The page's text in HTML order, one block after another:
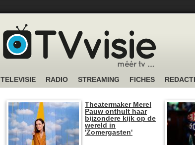
TELEVISIE RADIO STREAMING FICHES
Theatermaker Merel
Pauw onthult haar
bijzondere kijk op de
wereld in
'Zomergasten'